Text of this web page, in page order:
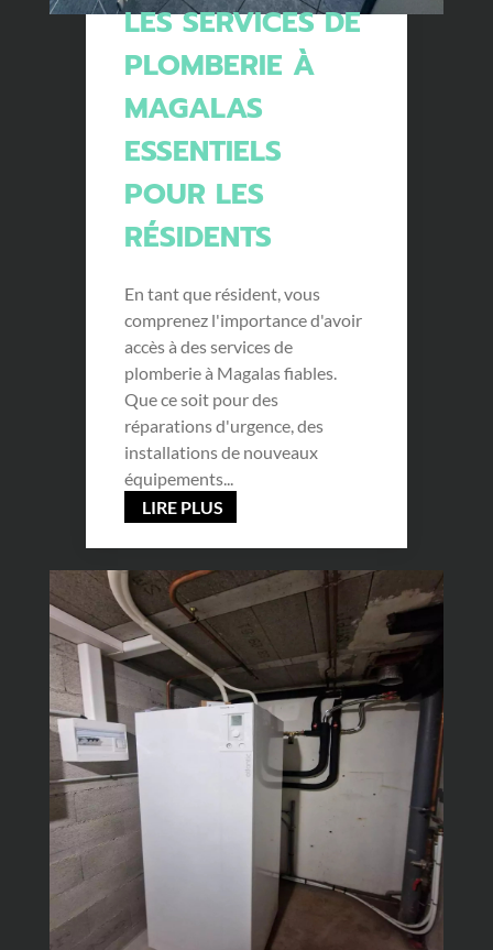
LES SERVICES DE
PLOMBERIE À
MAGALAS
ESSENTIELS
POUR LES
RÉSIDENTS
En tant que résident, vous
comprenez l'importance d'avoir
accès à des services de
plomberie à Magalas fiables.
Que ce soit pour des
réparations d'urgence, des
installations de nouveaux
équipements...
LIRE PLUS